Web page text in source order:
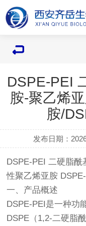
DSPE-PEI
胺-聚乙烯
胺/
发布日期：
DSPE-PEI 二硬脂
性聚乙烯亚胺
一、产品概述
DSPE-PEI是一种功
DSPE（1,2-二硬脂